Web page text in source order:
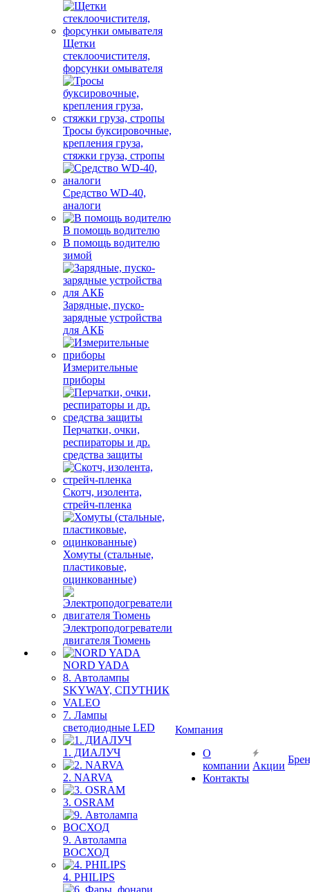
Щетки
стеклоочистителя,
форсунки омывателя
Тросы буксировочные,
крепления груза,
стяжки груза, стропы
Средство WD-40,
аналоги
В помощь водителю
В помощь водителю
зимой
Зарядные, пуско-
зарядные устройства
для АКБ
Измерительные
приборы
Перчатки, очки,
респираторы и др.
средства защиты
Скотч, изолента,
стрейч-пленка
Хомуты (стальные,
пластиковые,
оцинкованные)
Электроподогреватели
двигателя Тюмень
NORD YADA
8. Автолампы
SKYWAY, СПУТНИК
VALEO
7. Лампы
светодиодные LED
1. ДИАЛУЧ
2. NARVA
3. OSRAM
9. Автолампа
ВОСХОД
4. PHILIPS
Компания
О
компании
Контакты
Акции